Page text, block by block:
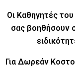
Οι Καθηγητές
σας βοηθήσουν
Για Δωρεάν